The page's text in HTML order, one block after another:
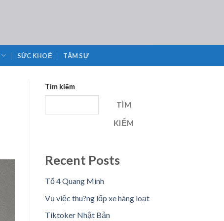
SỨC KHOẺ TÂM SỰ
Tìm kiếm
TÌM
KIẾM
Recent Posts
Tổ 4 Quang Minh
Vụ việc thu?ng lốp xe hàng loạt
Tiktoker Nhật Bản